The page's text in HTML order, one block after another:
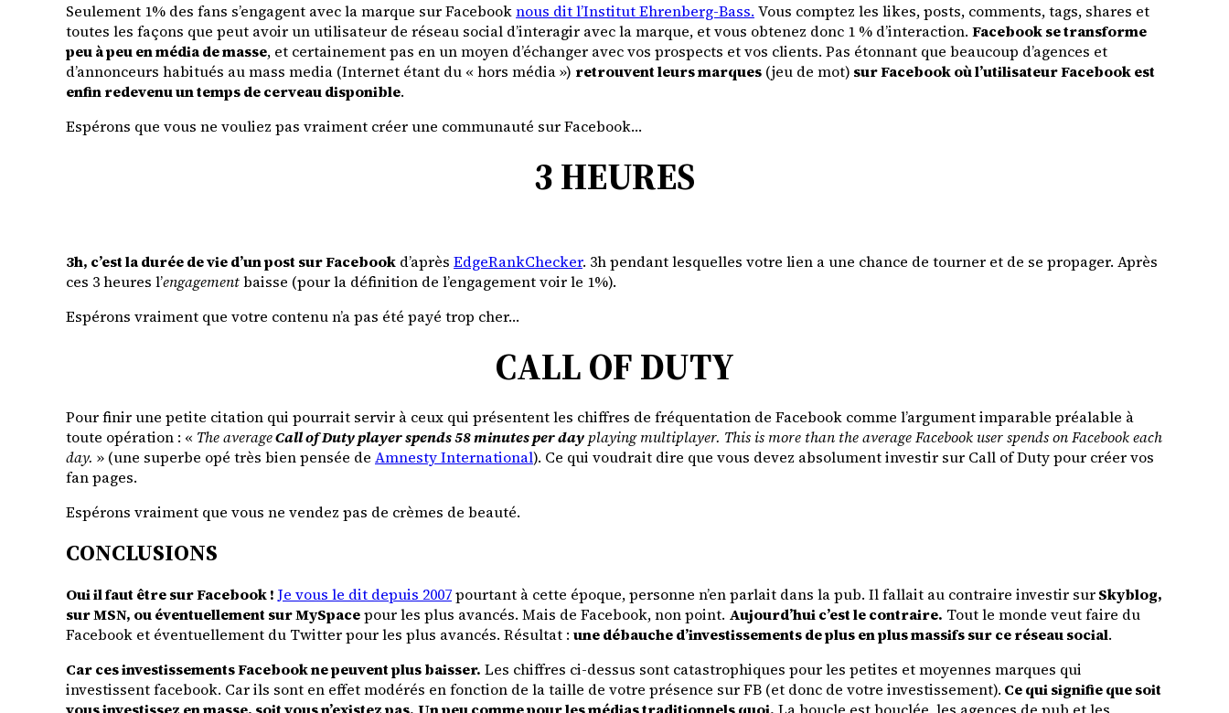
Seulement 1% des fans s’engagent avec la marque sur Facebooknous dit l’Institut Ehrenberg-Bass. Vous comptez les likes, posts, comments, tags, shares et
toutes les façons que peut avoir un utilisateur de réseau social d’interagir avec la marque, et vous obtenez donc 1 % d’interaction. Facebook se transforme
peu à peu en média de masse, et certainement pas en un moyen d’échanger avec vos prospects et vos clients. Pas étonnant que beaucoup d’agences et
d’annonceurs habitués au mass media (Internet étant du « hors média ») retrouvent leurs marques (jeu de mot) sur Facebook où l’utilisateur Facebook est
enfin redevenu un temps de cerveau disponible.
Espérons que vous ne vouliez pas vraiment créer une communauté sur Facebook…
3 HEURES
3h, c’est la durée de vie d’un post sur Facebook d’après EdgeRankChecker. 3h pendant lesquelles votre lien a une chance de tourner et de se propager. Après
ces 3 heures l’engagementbaisse (pour la définition de l’engagement voir le 1%).
Espérons vraiment que votre contenu n’a pas été payé trop cher…
CALL OF DUTY
Pour finir une petite citation qui pourrait servir à ceux qui présentent les chiffres de fréquentation de Facebook comme l’argument imparable préalable à
toute opération : « The averageCall of Duty player spends 58 minutes per day playing multiplayer. This is more than the average Facebook user spends on Facebook each
day. » (une superbe opé très bien pensée de Amnesty International). Ce qui voudrait dire que vous devez absolument investir sur Call of Duty pour créer vos
fan pages.
Espérons vraiment que vous ne vendez pas de crèmes de beauté.
CONCLUSIONS
Oui il faut être sur Facebook ! Je vous le dit depuis 2007pourtant à cette époque, personne n’en parlait dans la pub. Il fallait au contraire investir surSkyblog,
sur MSN, ou éventuellement sur MySpacepour les plus avancés. Mais de Facebook, non point. Aujourd’hui c’est le contraire. Tout le monde veut faire du
Facebook et éventuellement du Twitter pour les plus avancés. Résultat : une débauche d’investissements de plus en plus massifs sur ce réseau social.
Car ces investissements Facebook ne peuvent plus baisser. Les chiffres ci-dessus sont catastrophiques pour les petites et moyennes marques qui
investissent facebook. Car ils sont en effet modérés en fonction de la taille de votre présence sur FB (et donc de votre investissement). Ce qui signifie que soit